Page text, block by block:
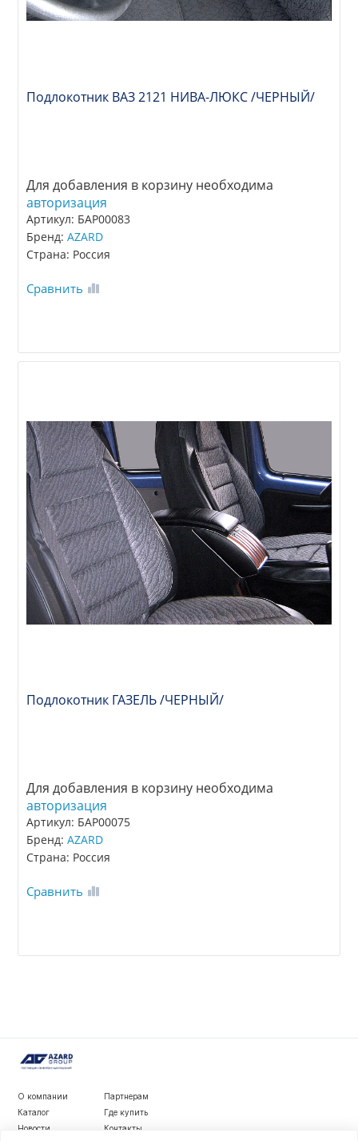
Подлокотник ВАЗ 2121 НИВА-ЛЮКС /ЧЕРНЫЙ/
Для добавления в корзину необходима
авторизация
Артикул: БАР00083
Бренд:AZARD
Страна: Россия
Сравнить
Подлокотник ГАЗЕЛЬ /ЧЕРНЫЙ/
Для добавления в корзину необходима
авторизация
Артикул: БАР00075
Бренд:AZARD
Страна: Россия
Сравнить
О компании
Каталог
Новости
Партнерам
Где купить
Контакты